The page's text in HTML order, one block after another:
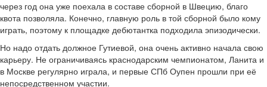
через год она уже поехала в составе сборной в Швецию, благо
квота позволяла. Конечно, главную роль в той сборной было кому
играть, поэтому к площадке дебютантка подходила эпизодически.
Но надо отдать должное Гутиевой, она очень активно начала свою
карьеру. Не ограничиваясь краснодарским чемпионатом, Ланита и
в Москве регулярно играла, и первые СПб Оупен прошли при её
непосредственном участии.